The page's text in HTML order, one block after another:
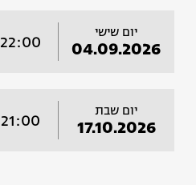
יום שישי
04.09.2026
22:00
יום שבת
17.10.2026
21:00